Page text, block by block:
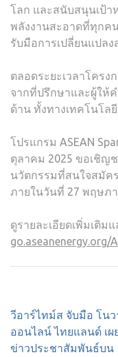
โลก และสนับสนุนเป้า
พลังงานสะอาดที่ทุกคน
รับมือการเปลี่ยนแปล
ตลอดระยะเวลาโครง
จากที่ปรึกษาและผู้ให้
ด้าน ทั้งทางเทคโนโล
โปรแกรม ASEAN
ตุลาคม 2025 ขอเชิญ
นวัตกรรมที่สนใจสมัคร
ภายในวันที่ 27 พฤษภ
ดูรายละเอียดเพิ่มเติม
go.aseanenergy.org/
Post
navigation
วีอาร์ไทม์ส จับมือ โนว
ออนไลน์ ไทยแลนด์ เผ
ข่าวประชาสัมพันธ์บน